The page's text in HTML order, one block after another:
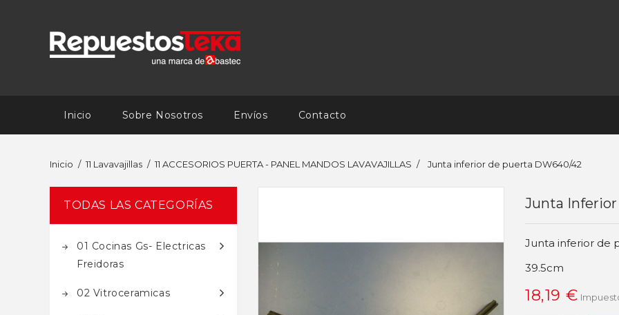
Inicio Sobre Nosotros Envíos Contacto
Inicio 11 Lavavajillas 11 ACCESORIOS PUERTA - PANEL MANDOS LAVAVAJILLAS Junta inferior de puerta DW640/42
TODAS LAS CATEGORÍAS
01 Cocinas Gs- Electricas
Freidoras
02 Vitroceramicas
Junta
Junta inferior de
39.5cm
18,19 €